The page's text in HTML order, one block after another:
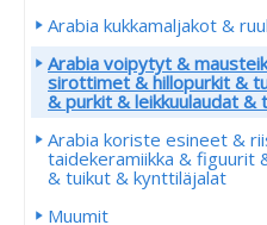
Arabia kukkamaljakot &
Arabia voipytyt &
sirottimet & hillopurkit &
& purkit & leikkuulaudat
Arabia koriste esineet &
taidekeramiikka &
& tuikut & kynttiläjalat
Muumit